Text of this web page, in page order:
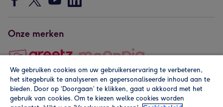
Onze merken
Copyright © 2026 by Greetz
We gebruiken cookies om uw gebruikerservaring te verbeteren,
het sitegebruik te analyseren en gepersonaliseerde inhoud aan te
bieden. Door op ‘Doorgaan’ te klikken, gaat u akkoord met het
gebruik van cookies. Om te kiezen welke cookies worden